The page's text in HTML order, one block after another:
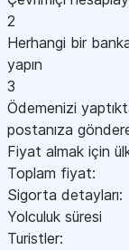
2
Herhangi bir
yapın
3
Ödemenizi
postanıza
Fiyat almak için
Toplam fiyat:
Sigorta detayları:
Yolculuk süresi
Turistler: